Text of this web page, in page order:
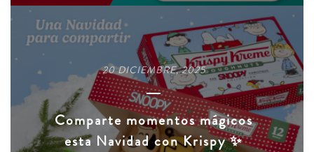
20 DICIEMBRE, 2025
Comparte momentos mágicos
esta Navidad con Krispy ✨